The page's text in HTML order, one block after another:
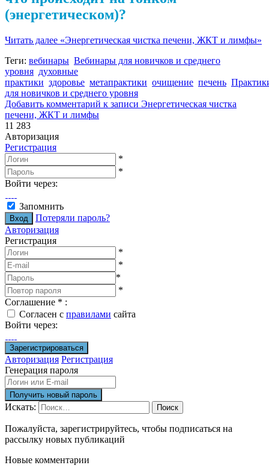
(энергетическом)?
Читать далее «Энергетическая чистка печени, ЖКТ и лимфы»
Теги: вебинары Вебинары для новичков и среднего
уровня духовные
практики здоровье метапрактики очищение печень
для новичков и среднего уровня
Добавить комментарий к записи Энергетическая чистка
печени, ЖКТ и лимфы
11 283
Авторизация
Регистрация
*
*
Войти через:
Запомнить
Потеряли пароль?
Авторизация
Регистрация
*
*
*
*
Соглашение * :
Согласен с правилами сайта
Войти через:
Авторизация Регистрация
Генерация пароля
Искать: Поиск
Пожалуйста, зарегистрируйтесь, чтобы подписаться на
рассылку новых публикаций
Новые комментарии